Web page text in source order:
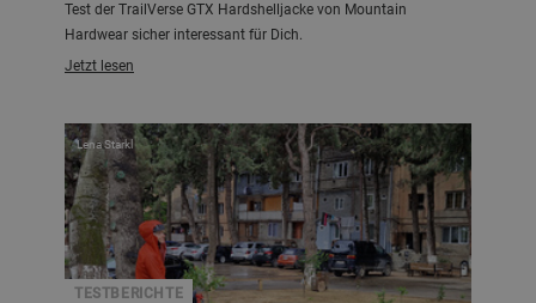
Test der TrailVerse GTX Hardshelljacke von Mountain
Hardwear sicher interessant für Dich.
Jetzt lesen
TESTBERICHTE
Lena Starkl